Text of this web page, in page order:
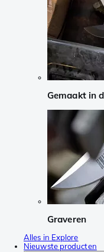
Gemaakt in
Graveren
Alles in Explore
Nieuwste producten